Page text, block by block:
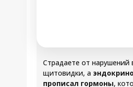
Страдаете от нарушений
щитовидки, а
прописал гормоны,